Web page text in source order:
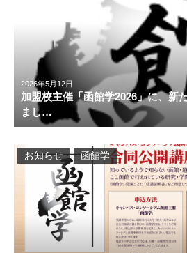
2026年5月12日
加盟校主催「函館学2026」に、新
まし…
お知らせ 函館学